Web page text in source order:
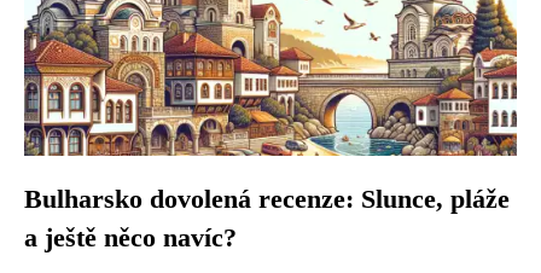
Bulharsko dovolená recenze: Slunce, pláže
a ještě něco navíc?